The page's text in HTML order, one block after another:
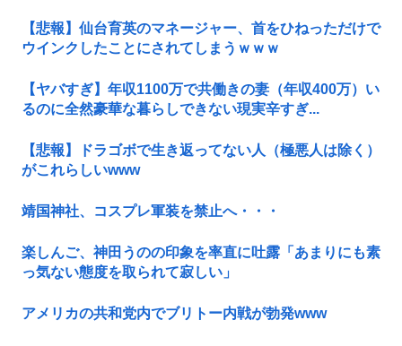
【悲報】仙台育英のマネージャー、首をひねっただけで
ウインクしたことにされてしまうｗｗｗ
【ヤバすぎ】年収1100万で共働きの妻（年収400万）い
るのに全然豪華な暮らしできない現実辛すぎ...
【悲報】ドラゴボで生き返ってない人（極悪人は除く）
がこれらしいwww
靖国神社、コスプレ軍装を禁止へ・・・
楽しんご、神田うのの印象を率直に吐露「あまりにも素
っ気ない態度を取られて寂しい」
アメリカの共和党内でブリトー内戦が勃発www